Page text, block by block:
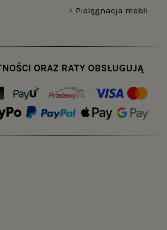
własne modyfikacje
spersonalizować jej konstrukcję i
czy barwa. Z nami masz szansę
Pielęgnacja mebli
ORAZ RATY OBSŁUGUJĄ